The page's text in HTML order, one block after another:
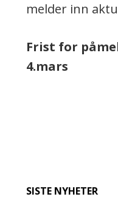
melder inn
Frist for
4.mars
SISTE NYHETER